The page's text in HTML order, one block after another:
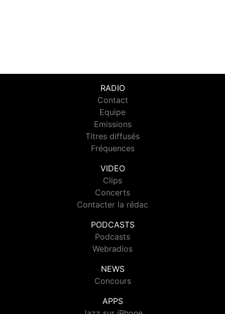
RADIO
Contact
Equipe
Emissions
Titres diffusés
Fréquences
VIDEO
Clips
Concerts
Contacter la rédac
PODCASTS
Podcasts
Webradios
NEWS
Concours
APPS